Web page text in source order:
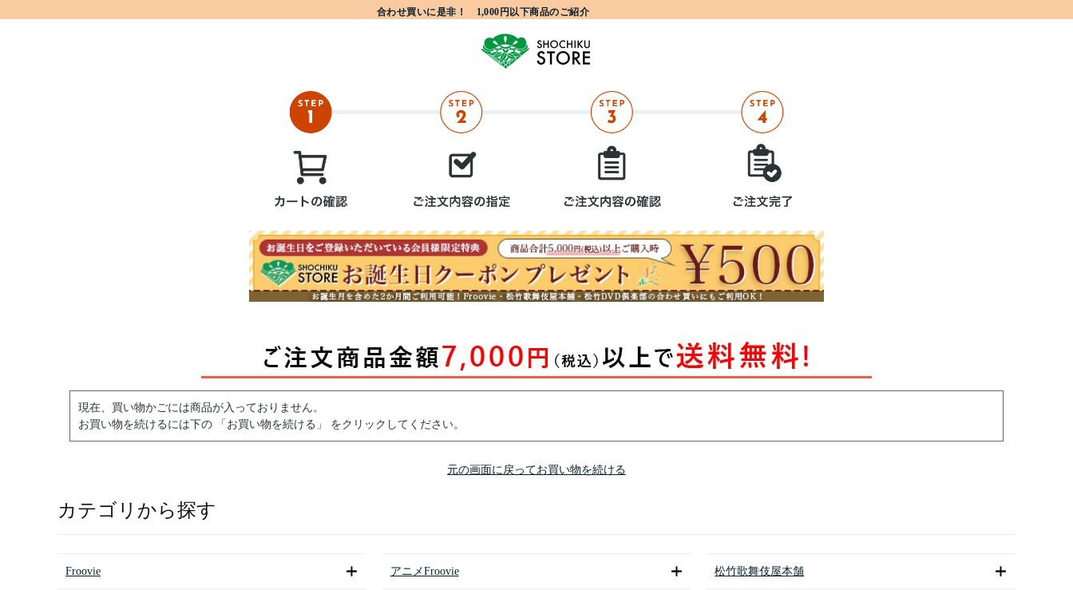
合わせ買いに是非！ 1,000円以下商品のご紹介
現在、買い物かごには商品が入っておりません。
お買い物を続けるには下の 「お買い物を続ける」 をクリックしてください。
元の画面に戻ってお買い物を続ける
カテゴリから探す
Froovie アニメFroovie 松竹歌舞伎屋本舗